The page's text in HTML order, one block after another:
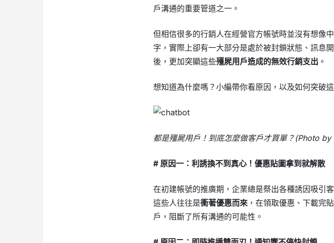
戶溝通的重要管道之一。
但相信很多的行銷人在經營官方帳號時並沒有想像
字，實際上卻有一大部分是處於被封鎖狀態、訊息
後，更加突顯這些殭屍用戶造成的無效行銷支出 。
想知道為什麼嗎？小編帶你看原因，以及如何突破這
都是殭屍用戶！到底怎麼做客戶才買單？(Photo
# 原因一：利誘換不到真心！優惠貼圖拿到就解散
在初建帳號的推廣期，企業總是祭出各種誘因吸引
這些人往往是衝著優惠而來 ，在領取優惠、下載完
戶，阻斷了所有溝通的可能性。